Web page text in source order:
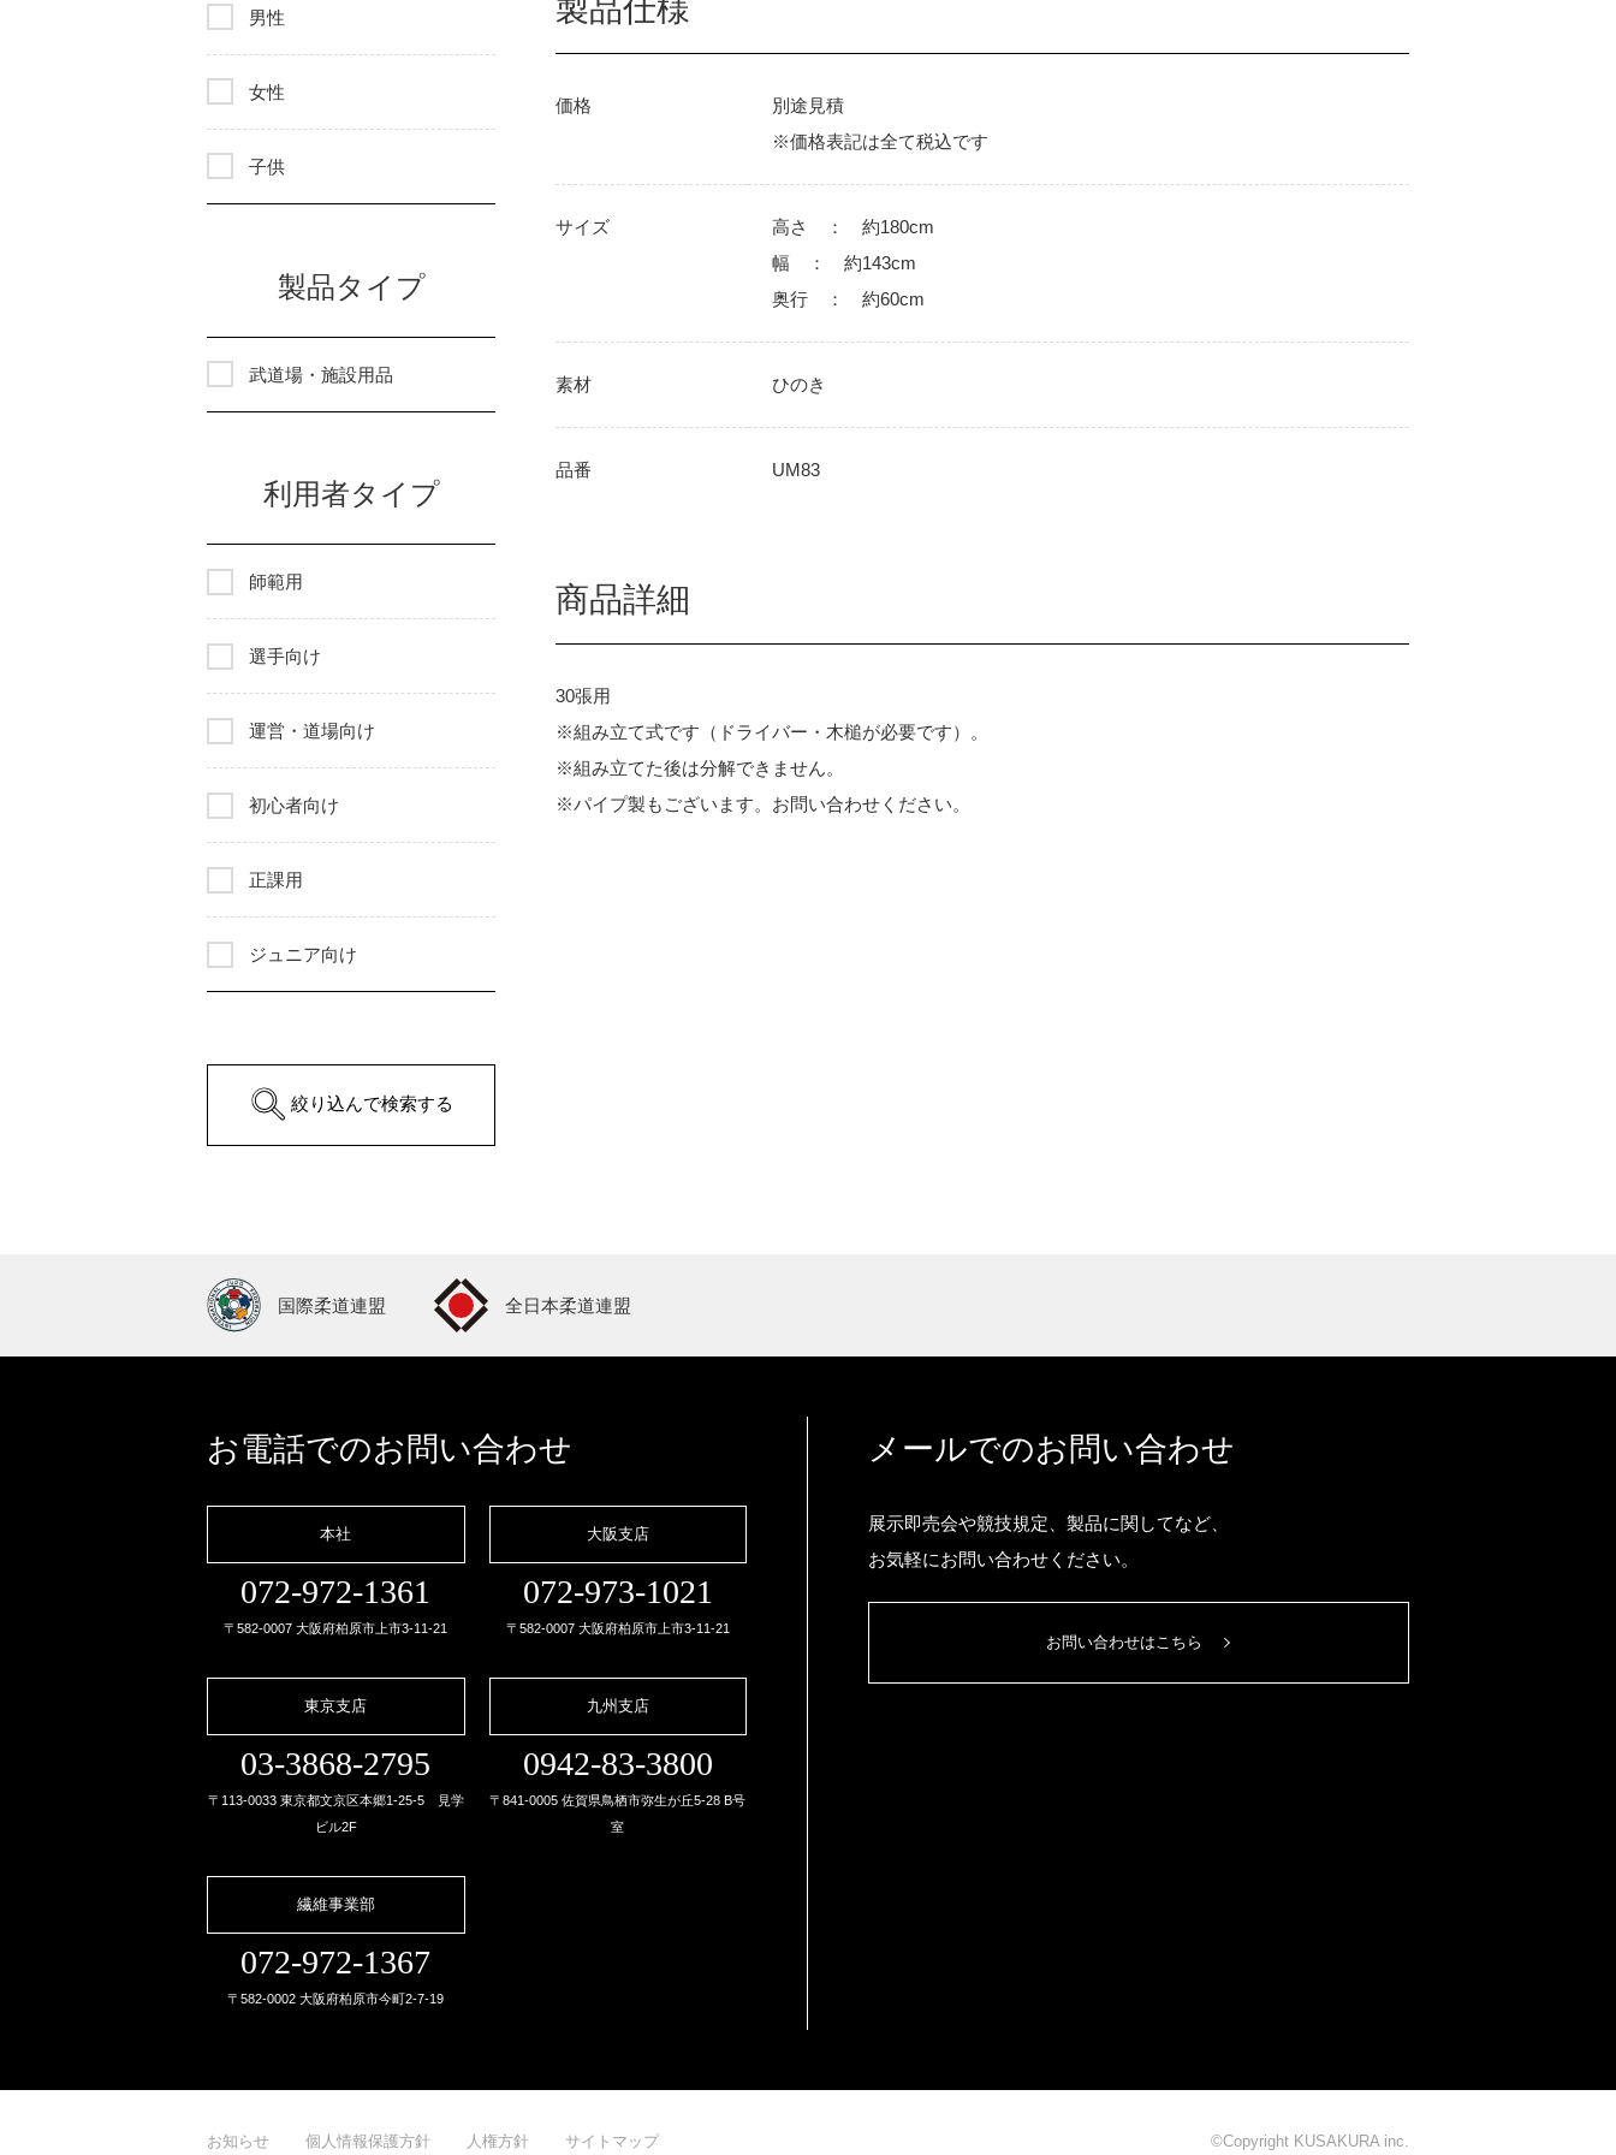
製品仕様
価格
別途見積
※価格表記は全て税込です
サイズ
高さ ： 約180cm
幅 ： 約143cm
奥行 ： 約60cm
素材 ひのき
品番 UM83
商品詳細
30張用
※組み立て式です（ドライバー・木槌が必要です）。
※組み立てた後は分解できません。
※パイプ製もございます。お問い合わせください。
男性
女性
子供
製品タイプ
武道場・施設用品
利用者タイプ
師範用
選手向け
運営・道場向け
初心者向け
正課用
ジュニア向け
絞り込んで検索する
国際柔道連盟 全日本柔道連盟
お電話でのお問い合わせ
本社
072-972-1361
〒582-0007 大阪府柏原市上市3-11-21
大阪支店
072-973-1021
〒582-0007 大阪府柏原市上市3-11-21
東京支店
03-3868-2795
〒113-0033 東京都文京区本郷1-25-5 見学
ビル2F
九州支店
0942-83-3800
〒841-0005 佐賀県鳥栖市弥生が丘5-28 B号
室
繊維事業部
072-972-1367
〒582-0002 大阪府柏原市今町2-7-19
メールでのお問い合わせ
展示即売会や競技規定、製品に関してなど、
お気軽にお問い合わせください。
お問い合わせはこちら
お知らせ 個人情報保護方針 人権方針 サイトマップ ©Copyright KUSAKURA inc.